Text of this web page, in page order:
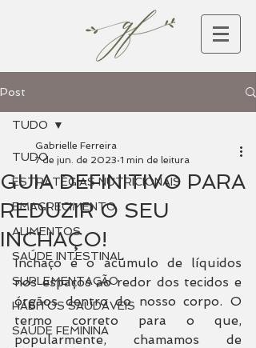
Post
TUDO
ESTRATÉGIAS NUTRICIONAIS
EMAGRECIMENTO
ALIMENTOS
SAÚDE INTESTINAL
SUPLEMENTAÇÃO
HÁBITOS SAUDÁVEIS
SAÚDE FEMININA
TUDO
GUIA DEFINITIVO PARA
REDUZIR O SEU
INCHAÇO!
Gabrielle Ferreira
7 de jun. de 2023 1 min de leitura
Inchaço é o acúmulo de líquidos
nos espaços ao redor dos tecidos e
órgãos dentro do nosso corpo. O
termo correto para o que,
popularmente, chamamos de